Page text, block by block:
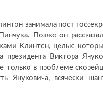
занимала пост
Позже он
Клинтон, целью
президента Виктора
в проблеме
Януковича, всячески